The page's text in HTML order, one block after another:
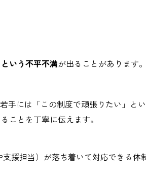
いう不平不満が出ることがあります
には「この制度で頑張りたい」と
ことを丁寧に伝えます。
援担当）が落ち着いて対応できる体